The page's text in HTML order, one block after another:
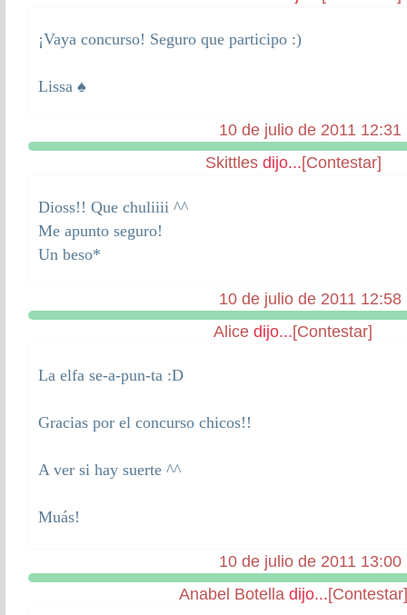
¡Vaya concurso! Seguro que participo :)
Lissa ♠
10 de julio de 2011 12:31
Skittlesdijo...[Contestar]
Dioss!! Que chuliiii ^^
Me apunto seguro!
Un beso*
10 de julio de 2011 12:58
Alice dijo...[Contestar]
La elfa se-a-pun-ta :D
Gracias por el concurso chicos!!
A ver si hay suerte ^^
Muás!
10 de julio de 2011 13:00
Anabel Botelladijo...[Contestar]